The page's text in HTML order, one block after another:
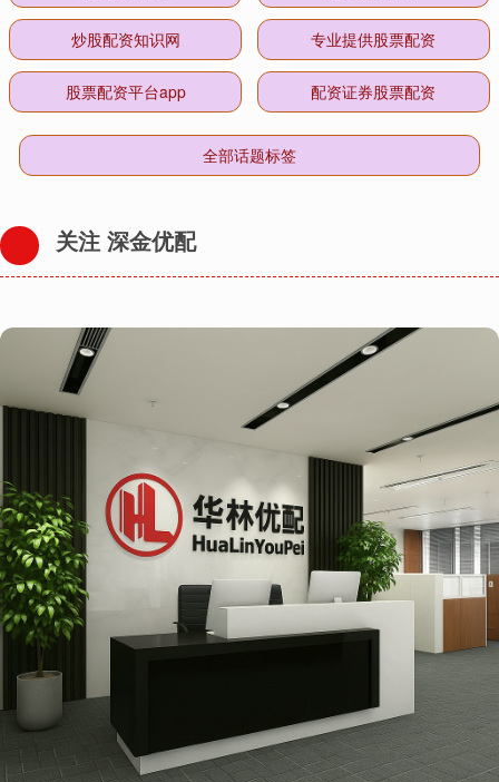
炒股配资知识网 专业提供股票配资
股票配资平台app 配资证券股票配资
全部话题标签
关注 深金优配